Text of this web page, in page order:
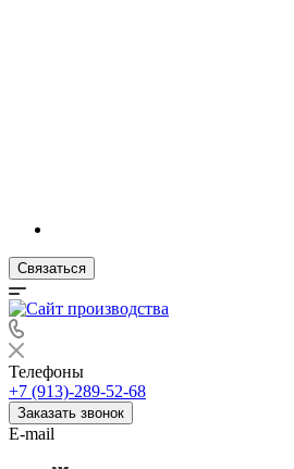
Связаться
Телефоны
+7 (913)-289-52-68
Заказать звонок
E-mail